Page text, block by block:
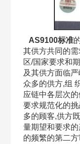
AS9100标准
其供方共同的
区/国家要求和
及其供方面临
众多的供方,组
应链中各层次
要求规范化的
多的顾客,供方
量期望和要求
的频繁的第二